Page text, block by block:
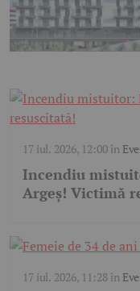
17 iul. 2026, 12:00în
Incendiu
Argeș! Victimă
17 iul. 2026, 11:28în